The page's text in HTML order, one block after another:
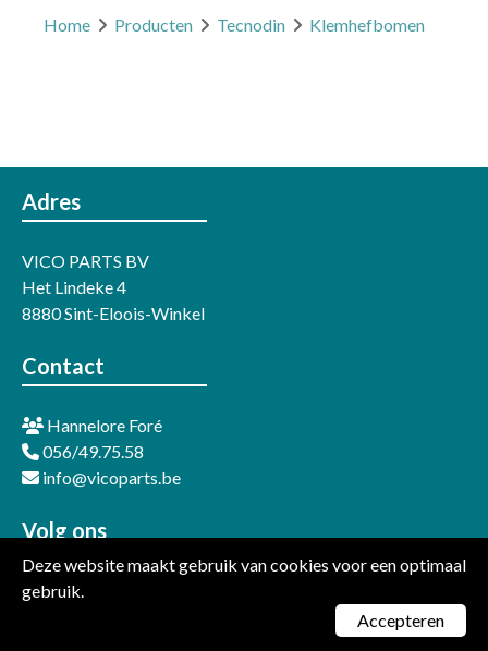
Deze website maakt gebruik van cookies voor een optimaal
gebruik.
Accepteren
Home Producten Tecnodin Klemhefbomen
Adres
VICO PARTS BV
Het Lindeke 4
8880 Sint-Eloois-Winkel
Contact
Hannelore Foré
056/49.75.58
info@vicoparts.be
Volg ons
LinkedIn